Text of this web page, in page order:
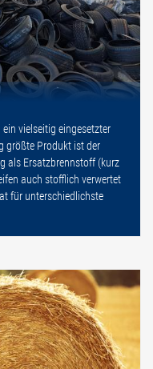
vielseitig eingesetzter
größte Produkt ist der
als Ersatzbrennstoff (kurz
auch stofflich verwertet
für unterschiedlichste